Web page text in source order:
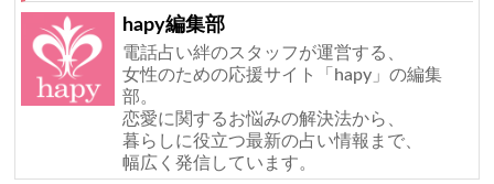
hapy編集部
電話占い絆のスタッフが運営する、
女性のための応援サイト「hapy」の編集
部。
恋愛に関するお悩みの解決法から、
暮らしに役立つ最新の占い情報まで、
幅広く発信しています。